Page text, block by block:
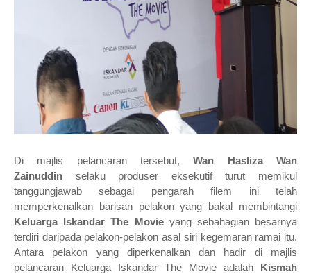
Di majlis pelancaran tersebut,Wan Hasliza Wan
Zainuddin selaku produser eksekutif turut memikul
tanggungjawab sebagai pengarah filem ini telah
memperkenalkan barisan pelakon yang bakal membintangi
Keluarga Iskandar The Movieyang sebahagian besarnya
terdiri daripada pelakon-pelakon asal siri kegemaran ramai itu.
Antara pelakon yang diperkenalkan dan hadir di majlis
pelancaran Keluarga Iskandar The Movie adalah Kismah